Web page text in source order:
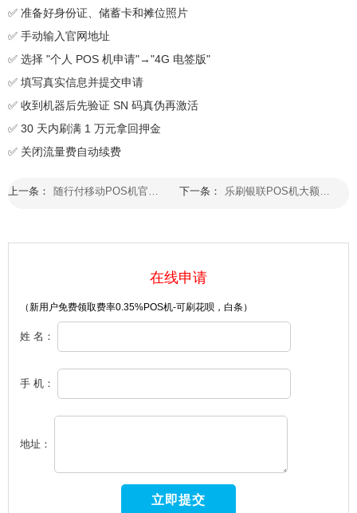
✅ 准备好身份证、储蓄卡和摊位照片
✅ 手动输入官网地址
✅ 选择 "个人 POS 机申请"→"4G 电签版"
✅ 填写真实信息并提交申请
✅ 收到机器后先验证 SN 码真伪再激活
✅ 30 天内刷满 1 万元拿回押金
✅ 关闭流量费自动续费
上一条： 下一条：
在线申请
（新用户免费领取费率0.35%POS机-可刷花呗，白条）
姓 名：
手 机：
地址：